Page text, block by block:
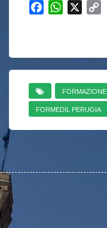
o
k
W
p
p
n
k
FORMAZIONE
FORMEDIL PERUGIA